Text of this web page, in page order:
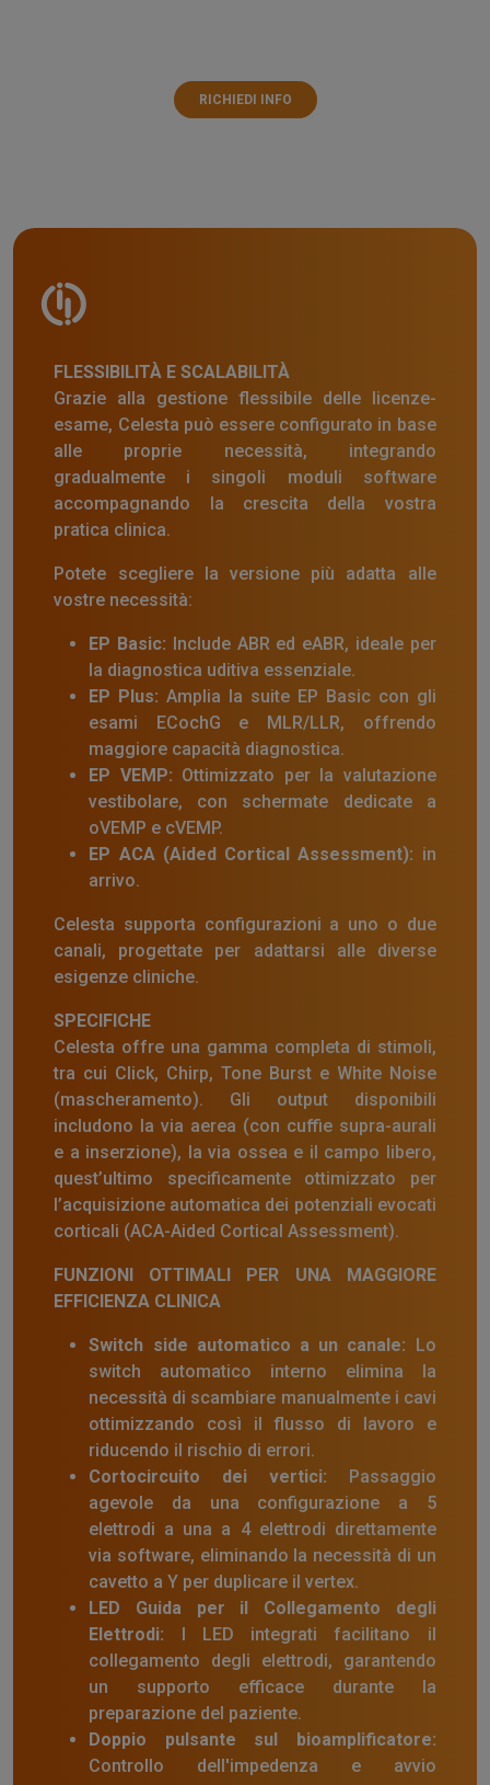
RICHIEDI INFO
FLESSIBILITÀ E SCALABILITÀ
Grazie alla gestione flessibile delle licenze-
esame, Celesta può essere configurato in base
alle proprie necessità, integrando
gradualmente i singoli moduli software
accompagnando la crescita della vostra
pratica clinica.
Potete scegliere la versione più adatta alle
vostre necessità:
EP Basic: Include ABR ed eABR, ideale per
la diagnostica uditiva essenziale.
EP Plus:Amplia la suite EP Basic con gli
esami ECochG e MLR/LLR, offrendo
maggiore capacità diagnostica.
EP VEMP: Ottimizzato per la valutazione
vestibolare, con schermate dedicate a
oVEMP e cVEMP.
EP ACA (Aided Cortical Assessment): in
arrivo.
Celesta supporta configurazioni a uno o due
canali, progettate per adattarsi alle diverse
esigenze cliniche.
SPECIFICHE
Celesta offre una gamma completa di stimoli,
tra cui Click, Chirp, Tone Burst e White Noise
(mascheramento). Gli output disponibili
includono la via aerea (con cuffie supra-aurali
e a inserzione), la via ossea e il campo libero,
quest’ultimo specificamente ottimizzato per
l’acquisizione automatica dei potenziali evocati
corticali (ACA-Aided Cortical Assessment).
FUNZIONI OTTIMALI PER UNA MAGGIORE
EFFICIENZA CLINICA
Switch side automatico a un canale: Lo
switch automatico interno elimina la
necessità di scambiare manualmente i cavi
ottimizzando così il flusso di lavoro e
riducendo il rischio di errori.
Cortocircuito dei vertici: Passaggio
agevole da una configurazione a 5
elettrodi a una a 4 elettrodi direttamente
via software, eliminando la necessità di un
cavetto a Y per duplicare il vertex.
LED Guida per il Collegamento degli
Elettrodi: I LED integrati facilitano il
collegamento degli elettrodi, garantendo
un supporto efficace durante la
preparazione del paziente.
Doppio pulsante sul bioamplificatore:
Controllo dell'impedenza e avvio